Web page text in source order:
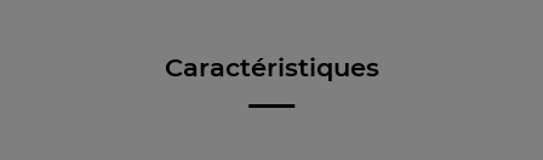
Caractéristiques